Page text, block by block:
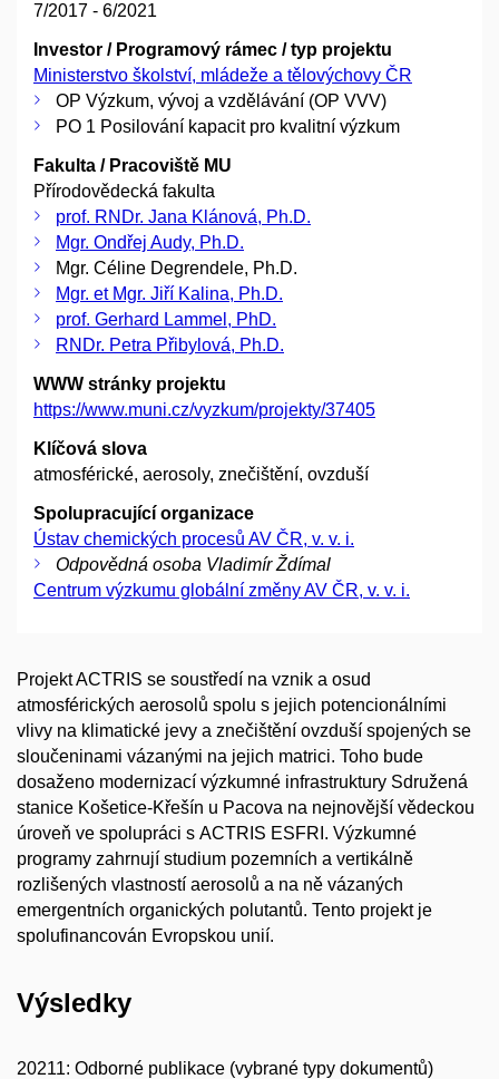
7/2017 - 6/2021
Investor / Programový rámec / typ projektu
Ministerstvo školství, mládeže a tělovýchovy ČR
OP Výzkum, vývoj a vzdělávání (OP VVV)
PO 1 Posilování kapacit pro kvalitní výzkum
Fakulta / Pracoviště MU
Přírodovědecká fakulta
prof. RNDr. Jana Klánová, Ph.D.
Mgr. Ondřej Audy, Ph.D.
Mgr. Céline Degrendele, Ph.D.
Mgr. et Mgr. Jiří Kalina, Ph.D.
prof. Gerhard Lammel, PhD.
RNDr. Petra Přibylová, Ph.D.
WWW stránky projektu
https://www.muni.cz/vyzkum/projekty/37405
Klíčová slova
atmosférické, aerosoly, znečištění, ovzduší
Spolupracující organizace
Ústav chemických procesů AV ČR, v. v. i.
Odpovědná osoba Vladimír Ždímal
Centrum výzkumu globální změny AV ČR, v. v. i.
Projekt ACTRIS se soustředí na vznik a osud
atmosférických aerosolů spolu s jejich potencionálními
vlivy na klimatické jevy a znečištění ovzduší spojených se
sloučeninami vázanými na jejich matrici. Toho bude
dosaženo modernizací výzkumné infrastruktury Sdružená
stanice Košetice-Křešín u Pacova na nejnovější vědeckou
úroveň ve spolupráci s ACTRIS ESFRI. Výzkumné
programy zahrnují studium pozemních a vertikálně
rozlišených vlastností aerosolů a na ně vázaných
emergentních organických polutantů. Tento projekt je
spolufinancován Evropskou unií.
Výsledky
20211: Odborné publikace (vybrané typy dokumentů)